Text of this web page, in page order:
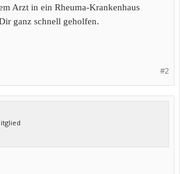
Arzt in ein Rheuma-Krankenhaus
ganz schnell geholfen.
#2